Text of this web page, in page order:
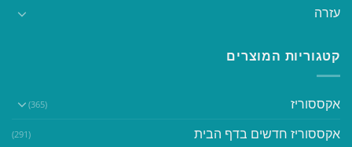
עזרה
קטגוריות המוצרים
אקססוריז (365)
אקססוריז חדשים בדף הבית (291)